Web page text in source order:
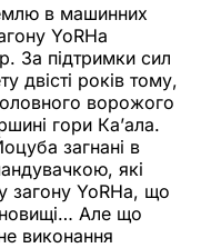
в машинних
YoRHa
За підтримки сил
двісті років тому,
ворожого
гори Ка’ала.
загнані в
які
загону YoRHa, що
Але що
виконання